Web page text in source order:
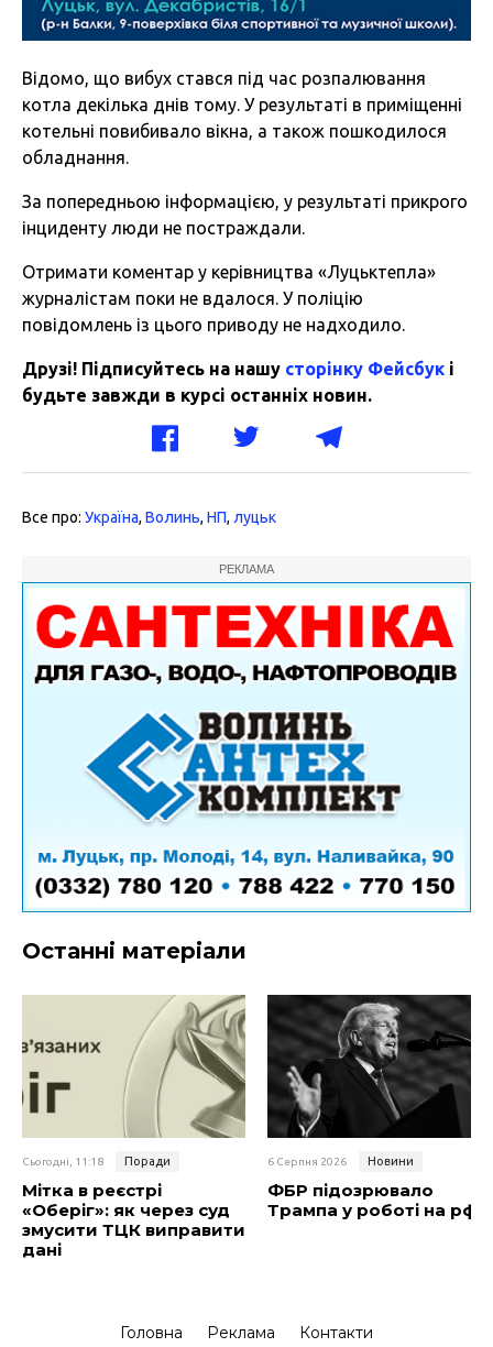
Відомо, що вибух стався під час розпалювання
котла декілька днів тому. У результаті в приміщенні
котельні повибивало вікна, а також пошкодилося
обладнання.
За попередньою інформацією, у результаті прикрого
інциденту люди не постраждали.
Отримати коментар у керівництва «Луцьктепла»
журналістам поки не вдалося. У поліцію
повідомлень із цього приводу не надходило.
Друзі! Підписуйтесь на нашу сторінку Фейсбук і
будьте завжди в курсі останніх новин.
Все про: Україна, Волинь, НП, луцьк
РЕКЛАМА
Останні матеріали
Сьогодні, 11:18 Поради
Мітка в реєстрі
«Оберіг»: як через суд
змусити ТЦК виправити
дані
6 Серпня 2026 Новини
ФБР підозрювало
Трампа у роботі на рф
Головна Реклама Контакти